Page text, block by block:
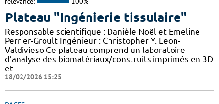
Plateau "Ingénierie tissulaire"
Responsable scientifique : Danièle Noël et Emeline
Perrier-Groult Ingénieur : Christopher Y. Leon-
Valdivieso Ce plateau comprend un laboratoire
d’analyse des biomatériaux/construits imprimés en 3D
et
18/02/2026 15:25